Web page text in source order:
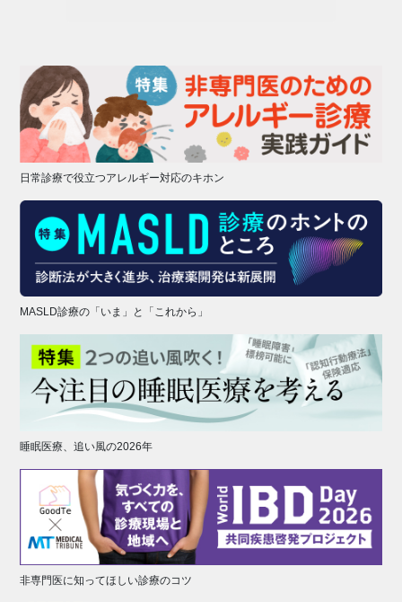
日常診療で役立つアレルギー対応のキホン
MASLD診療の「いま」と「これから」
睡眠医療、追い風の2026年
非専門医に知ってほしい診療のコツ